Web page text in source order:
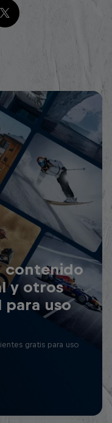
contenido
y otros
para uso
gratis para uso